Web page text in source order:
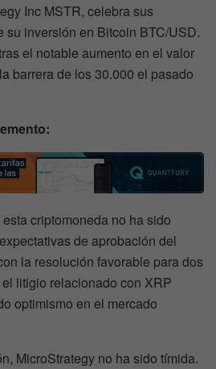
Inc MSTR, celebra sus
su inversión en Bitcoin BTC/USD.
el notable aumento en el valor
barrera de los 30.000 el pasado
criptomoneda no ha sido
de aprobación del
la resolución favorable para dos
litigio relacionado con XRP
optimismo en el mercado
MicroStrategy no ha sido tímida.